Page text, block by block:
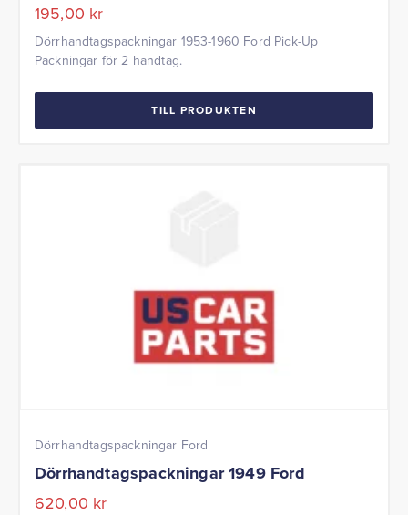
195,00 kr
Dörrhandtagspackningar 1953-1960 Ford Pick-Up
Packningar för 2 handtag.
TILL PRODUKTEN
Dörrhandtagspackningar Ford
Dörrhandtagspackningar 1949 Ford
620,00 kr